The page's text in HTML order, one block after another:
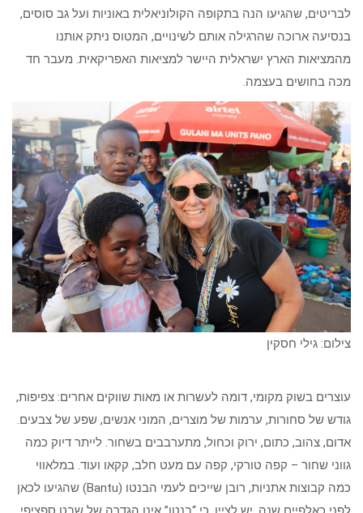
לבריטים, שהגיעו הנה בתקופה הקולוניאלית באוניות ועל גב סוסים,
בנסיעה ארוכה שהרגילה אותם לשינויים, המטוס ניתק אותנו
מהמציאות הארץ ישראלית היישר למציאות האפריקאית. מעבר חד
מכה בחושים בעצמה.
צילום: גילי חסקין
עוצרים בשוק מקומי, דומה לעשרות או מאות שווקים אחרים: צפיפות,
גודש של סחורות, ערמות של מוצרים, המוני אנשים, שפע של צבעים.
אדום, צהוב, כתום, ירוק וכחול, מתערבבים בשחור. לייתר דיוק כמה
גווני שחור – קפה טורקי, קפה עם מעט חלב, קקאו ועוד. במלאווי
כמה קבוצות אתניות, רובן שייכים לעמי הבנטו (Bantu) שהגיעו לכאן